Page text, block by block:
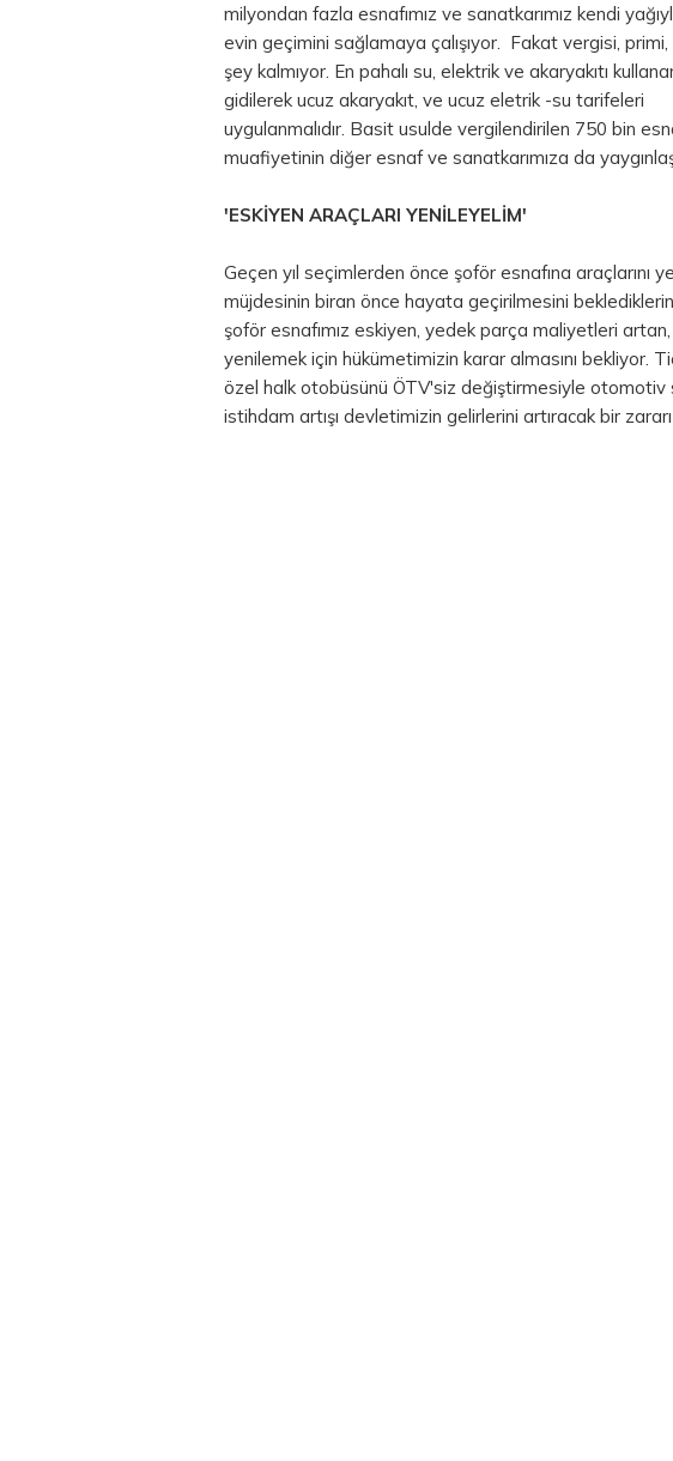
milyondan fazla esnafımız ve sanatkarımız kendi
evin geçimini sağlamaya çalışıyor. Fakat vergisi,
şey kalmıyor. En pahalı su, elektrik ve akaryakıtı
gidilerek ucuz akaryakıt, ve ucuz eletrik -su tarifeleri
uygulanmalıdır. Basit usulde vergilendirilen 750 bin
muafiyetinin diğer esnaf ve sanatkarımıza da
'ESKİYEN ARAÇLARI YENİLEYELİM'
Geçen yıl seçimlerden önce şoför esnafına araçlarını
müjdesinin biran önce hayata geçirilmesini
şoför esnafımız eskiyen, yedek parça maliyetleri
yenilemek için hükümetimizin karar almasını bekliyor.
özel halk otobüsünü ÖTV'siz değiştirmesiyle otomotiv
istihdam artışı devletimizin gelirlerini artıracak bir